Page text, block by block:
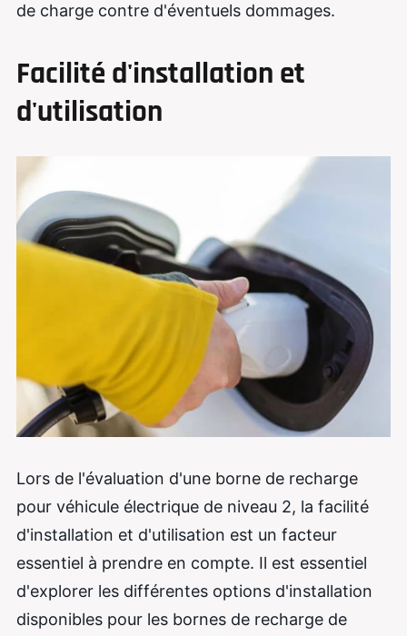
de charge contre d'éventuels dommages.
Facilité d'installation et
d'utilisation
Lors de l'évaluation d'une borne de recharge
pour véhicule électrique de niveau 2, la facilité
d'installation et d'utilisation est un facteur
essentiel à prendre en compte. Il est essentiel
d'explorer les différentes options d'installation
disponibles pour les bornes de recharge de